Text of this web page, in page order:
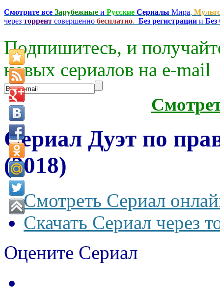
Смотрите все Зарубежные и Русские Сериалы Мира,
через торрент совершенно бесплатно. Без регистрации и
Подпишитесь, и
новых сериалов на e-mаil
Сериал Дуэт по
(2018)
Смотреть Сериал
Скачать Сериал через
Оцените Сериал